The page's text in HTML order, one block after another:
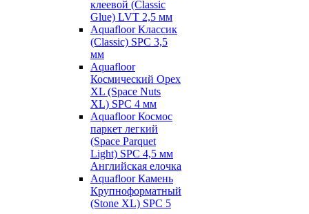
клеевой (Classic
Glue) LVT 2,5 мм
Aquafloor Классик
(Classic) SPC 3,5
мм
Aquafloor
Космический Орех
XL (Space Nuts
XL) SPC 4 мм
Aquafloor Космос
паркет легкий
(Space Parquet
Light) SPC 4,5 мм
Английская елочка
Aquafloor Камень
Крупноформатный
(Stone XL) SPC 5